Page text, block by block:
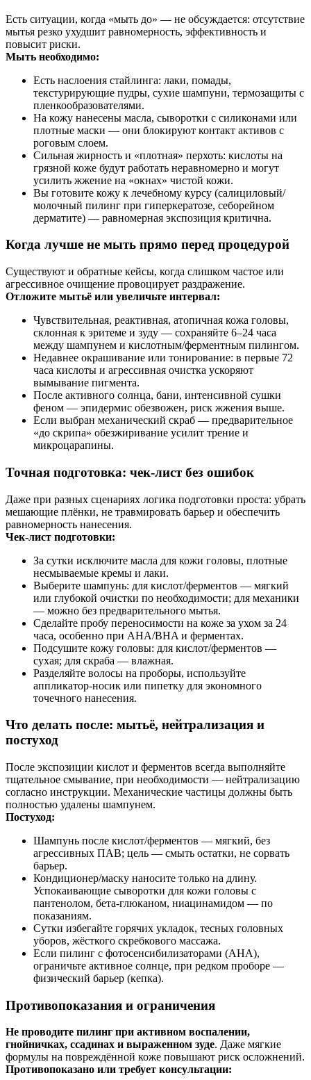
Есть ситуации, когда «мыть до» — не обсуждается: отсутствие
мытья резко ухудшит равномерность, эффективность и
повысит риски.
Мыть необходимо:
Есть наслоения стайлинга: лаки, помады,
текстурирующие пудры, сухие шампуни, термозащиты с
пленкообразователями.
На кожу нанесены масла, сыворотки с силиконами или
плотные маски — они блокируют контакт активов с
роговым слоем.
Сильная жирность и «плотная» перхоть: кислоты на
грязной коже будут работать неравномерно и могут
усилить жжение на «окнах» чистой кожи.
Вы готовите кожу к лечебному курсу (салициловый/
молочный пилинг при гиперкератозе, себорейном
дерматите) — равномерная экспозиция критична.
Когда лучше не мыть прямо перед процедурой
Существуют и обратные кейсы, когда слишком частое или
агрессивное очищение провоцирует раздражение.
Отложите мытьё или увеличьте интервал:
Чувствительная, реактивная, атопичная кожа головы,
склонная к эритеме и зуду — сохраняйте 6–24 часа
между шампунем и кислотным/ферментным пилингом.
Недавнее окрашивание или тонирование: в первые 72
часа кислоты и агрессивная очистка ускоряют
вымывание пигмента.
После активного солнца, бани, интенсивной сушки
феном — эпидермис обезвожен, риск жжения выше.
Если выбран механический скраб — предварительное
«до скрипа» обезжиривание усилит трение и
микроцарапины.
Точная подготовка: чек‑лист без ошибок
Даже при разных сценариях логика подготовки проста: убрать
мешающие плёнки, не травмировать барьер и обеспечить
равномерность нанесения.
Чек‑лист подготовки:
За сутки исключите масла для кожи головы, плотные
несмываемые кремы и лаки.
Выберите шампунь: для кислот/ферментов — мягкий
или глубокой очистки по необходимости; для механики
— можно без предварительного мытья.
Сделайте пробу переносимости на коже за ухом за 24
часа, особенно при AHA/BHA и ферментах.
Подсушите кожу головы: для кислот/ферментов —
сухая; для скраба — влажная.
Разделяйте волосы на проборы, используйте
аппликатор‑носик или пипетку для экономного
точечного нанесения.
Что делать после: мытьё, нейтрализация и
постуход
После экспозиции кислот и ферментов всегда выполняйте
тщательное смывание, при необходимости — нейтрализацию
согласно инструкции. Механические частицы должны быть
полностью удалены шампунем.
Постуход:
Шампунь после кислот/ферментов — мягкий, без
агрессивных ПАВ; цель — смыть остатки, не сорвать
барьер.
Кондиционер/маску наносите только на длину.
Успокаивающие сыворотки для кожи головы с
пантенолом, бета‑глюканом, ниацинамидом — по
показаниям.
Сутки избегайте горячих укладок, тесных головных
уборов, жёсткого скребкового массажа.
Если пилинг с фотосенсибилизаторами (AHA),
ограничьте активное солнце, при редком проборе —
физический барьер (кепка).
Противопоказания и ограничения
Не проводите пилинг при активном воспалении,
гнойничках, ссадинах и выраженном зуде. Даже мягкие
формулы на повреждённой коже повышают риск осложнений.
Противопоказано или требует консультации: